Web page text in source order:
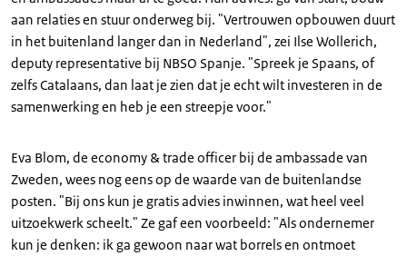
aan relaties en stuur onderweg bij. "Vertrouwen opbouwen duurt
in het buitenland langer dan in Nederland", zei Ilse Wollerich,
deputy representative bij NBSO Spanje. "Spreek je Spaans, of
zelfs Catalaans, dan laat je zien dat je echt wilt investeren in de
samenwerking en heb je een streepje voor."
Eva Blom, de economy & trade officer bij de ambassade van
Zweden, wees nog eens op de waarde van de buitenlandse
posten. "Bij ons kun je gratis advies inwinnen, wat heel veel
uitzoekwerk scheelt." Ze gaf een voorbeeld: "Als ondernemer
kun je denken: ik ga gewoon naar wat borrels en ontmoet